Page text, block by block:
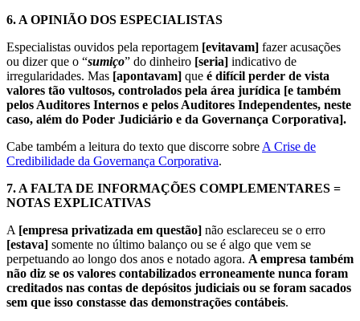
6. A OPINIÃO DOS ESPECIALISTAS
Especialistas ouvidos pela reportagem [evitavam] fazer acusações
ou dizer que o “sumiço” do dinheiro [seria] indicativo de
irregularidades. Mas [apontavam] que é difícil perder de vista
valores tão vultosos, controlados pela área jurídica [e também
pelos Auditores Internos e pelos Auditores Independentes, neste
caso, além do Poder Judiciário e da Governança Corporativa].
Cabe também a leitura do texto que discorre sobre A Crise de
Credibilidade da Governança Corporativa.
7. A FALTA DE INFORMAÇÕES COMPLEMENTARES =
NOTAS EXPLICATIVAS
A [empresa privatizada em questão] não esclareceu se o erro
[estava] somente no último balanço ou se é algo que vem se
perpetuando ao longo dos anos e notado agora. A empresa também
não diz se os valores contabilizados erroneamente nunca foram
creditados nas contas de depósitos judiciais ou se foram sacados
sem que isso constasse das demonstrações contábeis.